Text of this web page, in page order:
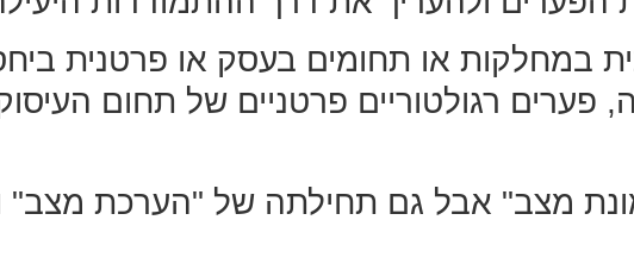
במחלקות או תחומים בעסק או פרטנית
פערים רגולטוריים פרטניים של תחום
מצב" אבל גם תחילתה של "הערכת מצב"